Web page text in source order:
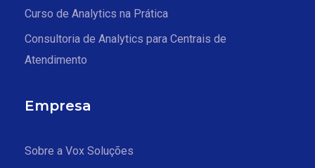
Curso de Analytics na Prática
Consultoria de Analytics para Centrais de
Atendimento
Empresa
Sobre a Vox Soluções